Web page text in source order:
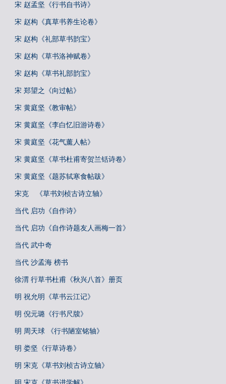
宋 赵孟坚《行书自书诗》
宋 赵构《真草书养生论卷》
宋 赵构《礼部草书韵宝》
宋 赵构《草书洛神赋卷》
宋 赵构《草书礼部韵宝》
宋 郑望之《向过帖》
宋 黄庭坚《教审帖》
宋 黄庭坚《李白忆旧游诗卷》
宋 黄庭坚《花气薰人帖》
宋 黄庭坚《草书杜甫寄贺兰铦诗卷》
宋 黄庭坚《题苏轼寒食帖跋》
宋克 《草书刘桢古诗立轴》
当代 启功《自作诗》
当代 启功《自作诗题友人画梅一首》
当代 武中奇
当代 沙孟海 榜书
徐渭 行草书杜甫《秋兴八首》册页
明 祝允明《草书云江记》
明 倪元璐《行书尺牍》
明 周天球 《行书陋室铭轴》
明 娄坚《行草诗卷》
明 宋克《草书刘桢古诗立轴》